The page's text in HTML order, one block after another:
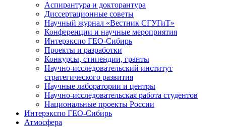
Аспирантура и докторантура
Диссертационные советы
Научный журнал «Вестник СГУГиТ»
Конференции и научные мероприятия
Интерэкспо ГЕО-Сибирь
Проекты и разработки
Конкурсы, стипендии, гранты
Научно-исследовательский институт
стратегического развития
Научные лаборатории и центры
Научно-исследовательская работа студентов
Национальные проекты России
Интерэкспо ГЕО-Сибирь
Атмосфера